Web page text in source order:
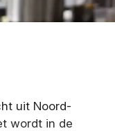
uit Noord-
wordt in de